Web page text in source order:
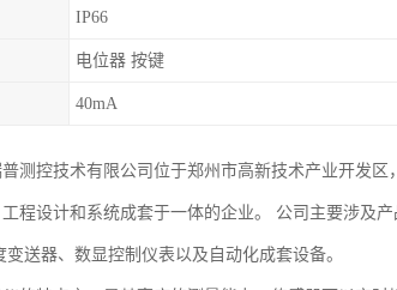
IP66
电位器 按键
40mA
测控技术有限公司位于郑州市高新技术产业开发
程设计和系统成套于一体的企业。 公司主要涉及
变送器、数显控制仪表以及自动化成套设备。